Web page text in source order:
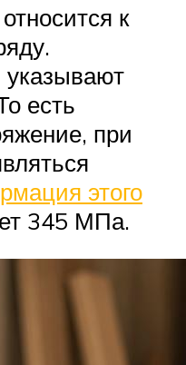
к
есть
при
этого
345 МПа.